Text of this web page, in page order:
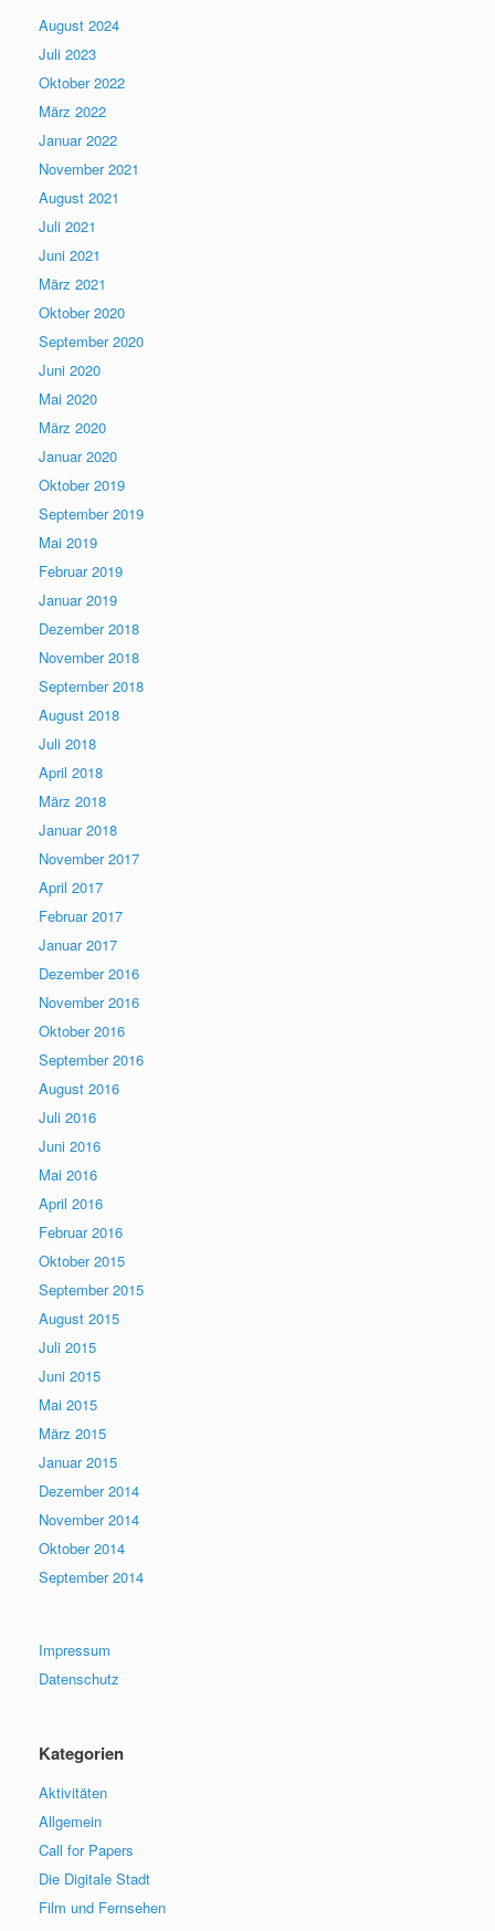
August 2024
Juli 2023
Oktober 2022
März 2022
Januar 2022
November 2021
August 2021
Juli 2021
Juni 2021
März 2021
Oktober 2020
September 2020
Juni 2020
Mai 2020
März 2020
Januar 2020
Oktober 2019
September 2019
Mai 2019
Februar 2019
Januar 2019
Dezember 2018
November 2018
September 2018
August 2018
Juli 2018
April 2018
März 2018
Januar 2018
November 2017
April 2017
Februar 2017
Januar 2017
Dezember 2016
November 2016
Oktober 2016
September 2016
August 2016
Juli 2016
Juni 2016
Mai 2016
April 2016
Februar 2016
Oktober 2015
September 2015
August 2015
Juli 2015
Juni 2015
Mai 2015
März 2015
Januar 2015
Dezember 2014
November 2014
Oktober 2014
September 2014
Impressum
Datenschutz
Kategorien
Aktivitäten
Allgemein
Call for Papers
Die Digitale Stadt
Film und Fernsehen